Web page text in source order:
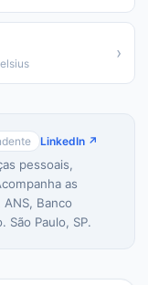
›
LinkedIn ↗
pessoais,
as
ANS, Banco
São Paulo, SP.